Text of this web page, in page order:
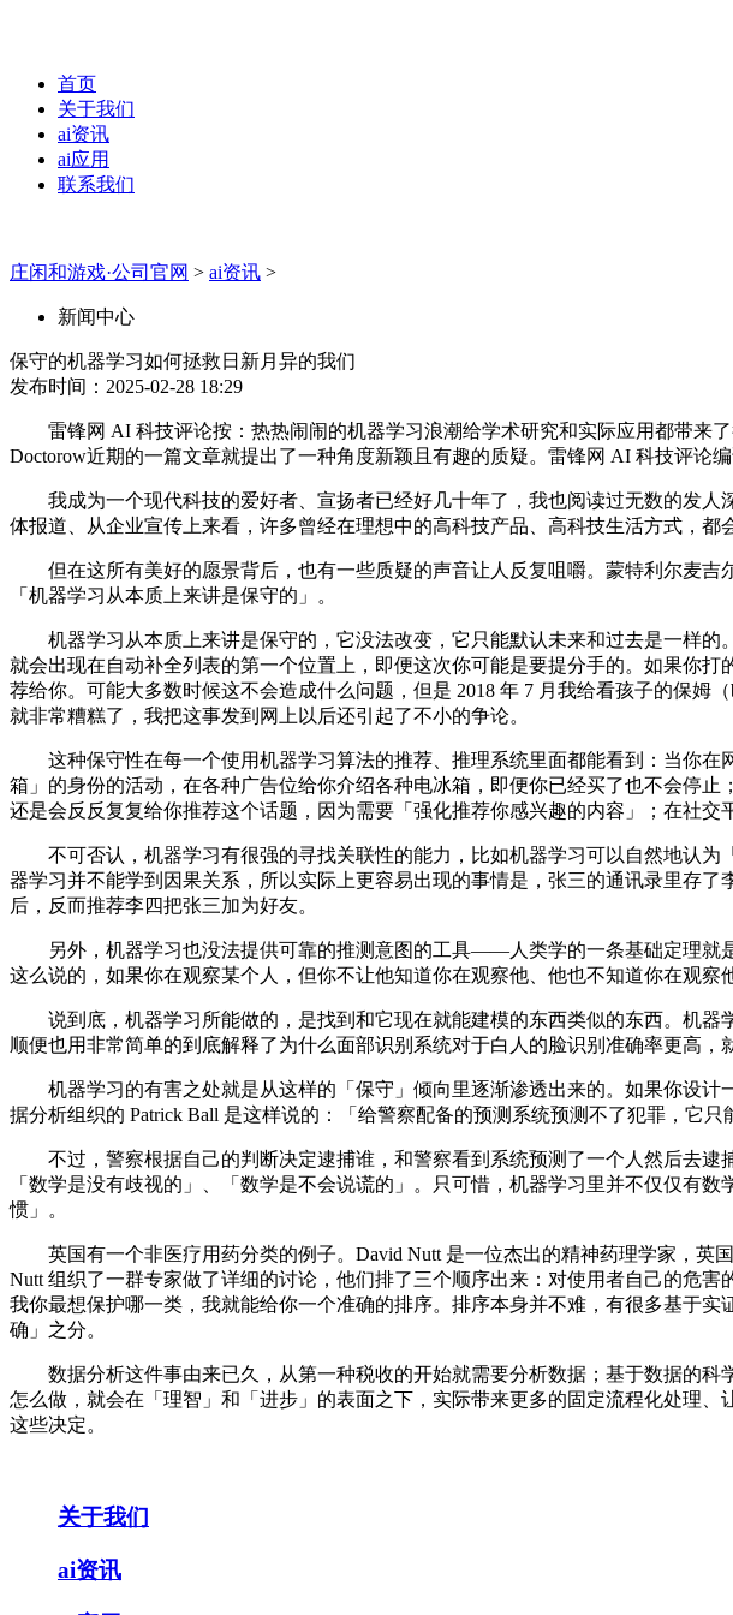
首页
关于我们
ai资讯
ai应用
联系我们
庄闲和游戏·公司官网 > ai资讯 >
新闻中心
保守的机器学习如何拯救日新月异的我们
发布时间：2025-02-28 18:29
雷锋网 AI 科技评论按：热热闹闹的机器学习浪潮给学术研究和实际应用都带来
Doctorow近期的一篇文章就提出了一种角度新颖且有趣的质疑。雷锋网 AI 科技评论编
我成为一个现代科技的爱好者、宣扬者已经好几十年了，我也阅读过无数的发人
体报道、从企业宣传上来看，许多曾经在理想中的高科技产品、高科技生活方式，都
但在这所有美好的愿景背后，也有一些质疑的声音让人反复咀嚼。蒙特利尔麦吉尔
「机器学习从本质上来讲是保守的」。
机器学习从本质上来讲是保守的，它没法改变，它只能默认未来和过去是一样的
就会出现在自动补全列表的第一个位置上，即便这次你可能是要提分手的。如果你
荐给你。可能大多数时候这不会造成什么问题，但是 2018 年 7 月我给看孩子的保姆
就非常糟糕了，我把这事发到网上以后还引起了不小的争论。
这种保守性在每一个使用机器学习算法的推荐、推理系统里面都能看到：当你在
箱」的身份的活动，在各种广告位给你介绍各种电冰箱，即便你已经买了也不会停
还是会反反复复给你推荐这个话题，因为需要「强化推荐你感兴趣的内容」；在社
不可否认，机器学习有很强的寻找关联性的能力，比如机器学习可以自然地认为
器学习并不能学到因果关系，所以实际上更容易出现的事情是，张三的通讯录里存
后，反而推荐李四把张三加为好友。
另外，机器学习也没法提供可靠的推测意图的工具——人类学的一条基础定理就是
这么说的，如果你在观察某个人，但你不让他知道你在观察他、他也不知道你在观
说到底，机器学习所能做的，是找到和它现在就能建模的东西类似的东西。机器
顺便也用非常简单的到底解释了为什么面部识别系统对于白人的脸识别准确率更高
机器学习的有害之处就是从这样的「保守」倾向里逐渐渗透出来的。如果你设计
据分析组织的 Patrick Ball 是这样说的：「给警察配备的预测系统预测不了犯罪，它只
不过，警察根据自己的判断决定逮捕谁，和警察看到系统预测了一个人然后去逮
「数学是没有歧视的」、「数学是不会说谎的」。只可惜，机器学习里并不仅仅有
惯」。
英国有一个非医疗用药分类的例子。David Nutt 是一位杰出的精神药理学家，英
Nutt 组织了一群专家做了详细的讨论，他们排了三个顺序出来：对使用者自己的危
我你最想保护哪一类，我就能给你一个准确的排序。排序本身并不难，有很多基于
确」之分。
数据分析这件事由来已久，从第一种税收的开始就需要分析数据；基于数据的科
怎么做，就会在「理智」和「进步」的表面之下，实际带来更多的固定流程化处理
这些决定。
关于我们
ai资讯